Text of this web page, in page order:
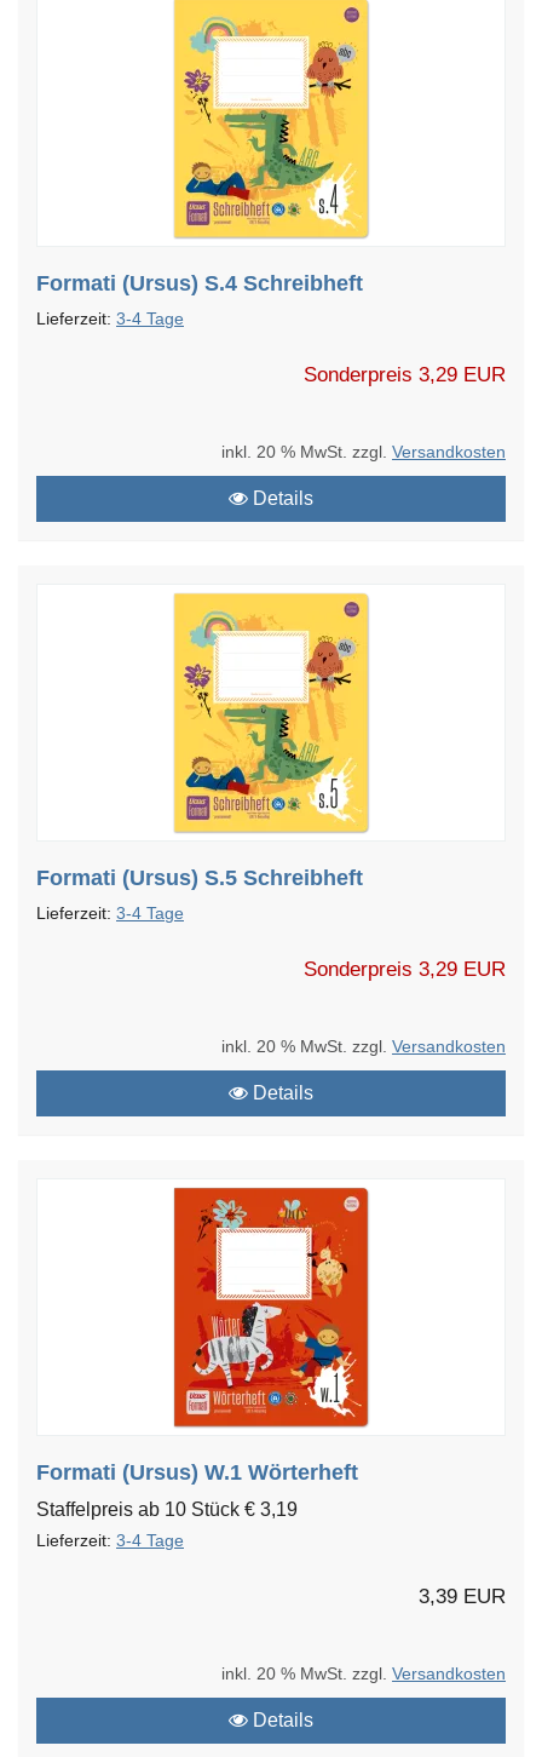
Formati (Ursus) S.4 Schreibheft
Lieferzeit: 3-4 Tage
Sonderpreis 3,29 EUR
inkl. 20 % MwSt. zzgl. Versandkosten
Details
Formati (Ursus) S.5 Schreibheft
Lieferzeit: 3-4 Tage
Sonderpreis 3,29 EUR
inkl. 20 % MwSt. zzgl. Versandkosten
Details
Formati (Ursus) W.1 Wörterheft
Staffelpreis ab 10 Stück € 3,19
Lieferzeit: 3-4 Tage
3,39 EUR
inkl. 20 % MwSt. zzgl. Versandkosten
Details